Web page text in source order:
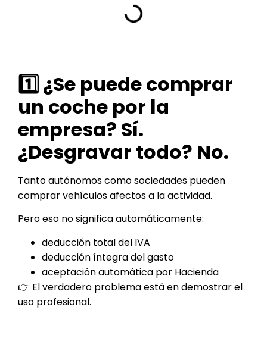
1️⃣ ¿Se puede comprar
un coche por la
empresa? Sí.
¿Desgravar todo? No.
Tanto autónomos como sociedades pueden
comprar vehículos afectos a la actividad.
Pero eso no significa automáticamente:
deducción total del IVA
deducción íntegra del gasto
aceptación automática por Hacienda
👉 El verdadero problema está en demostrar el
uso profesional.